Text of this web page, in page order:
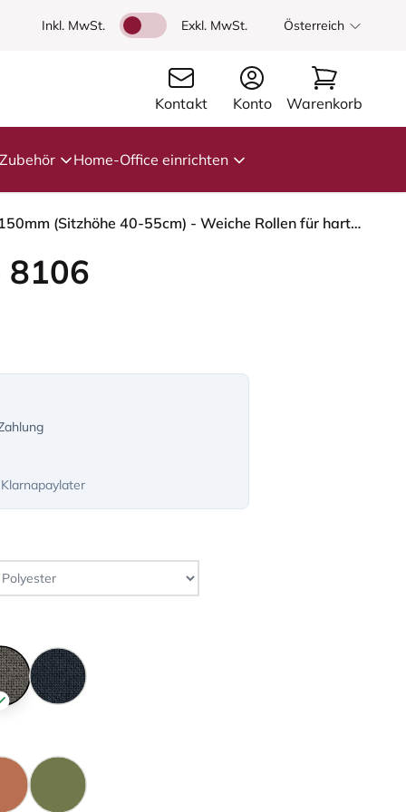
Inkl. MwSt. Exkl. MwSt. Österreich
Kontakt Konto Warenkorb
Zubehör Home-Office einrichten
HÅG Capisco 8106 - Cura Loop (Gabriel) - Recyceltes Polyester - CLP61168 Beige-grey - Weiß - 150mm (Sitzhöhe 40-55cm) - Weiche Rollen für harte Böden
8106